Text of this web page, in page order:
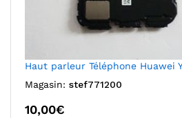
Haut parleur Téléphone Huawei
Magasin: stef771200
10,00€